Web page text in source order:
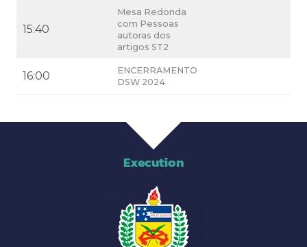
15:40
Mesa Redonda
com Pessoas
autoras dos
artigos ST2
16:00
ENCERRAMENTO
DSW 2024
Execution